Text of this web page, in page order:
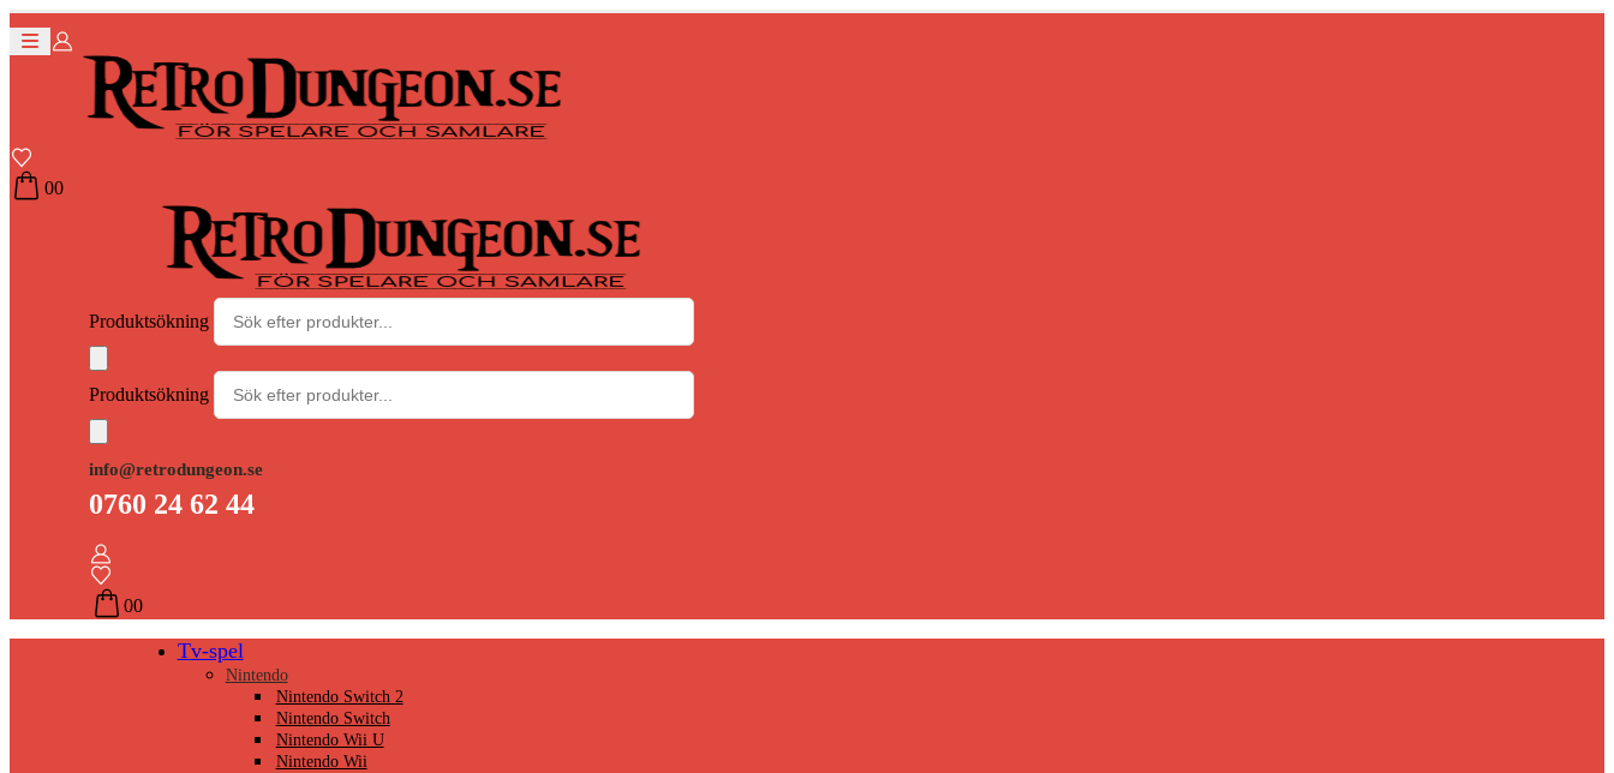
00
Produktsökning
Produktsökning
info@retrodungeon.se
0760 24 62 44
00
Tv-spel
Nintendo
Nintendo Switch 2
Nintendo Switch
Nintendo Wii U
Nintendo Wii